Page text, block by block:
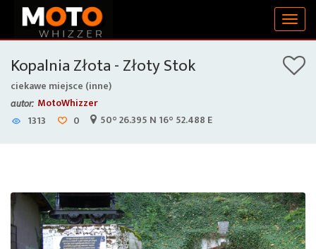
Kopalnia Złota - Złoty Stok
ciekawe miejsce (inne)
autor: MotoWhizzer
1313
0 50° 26.395 N 16° 52.488 E